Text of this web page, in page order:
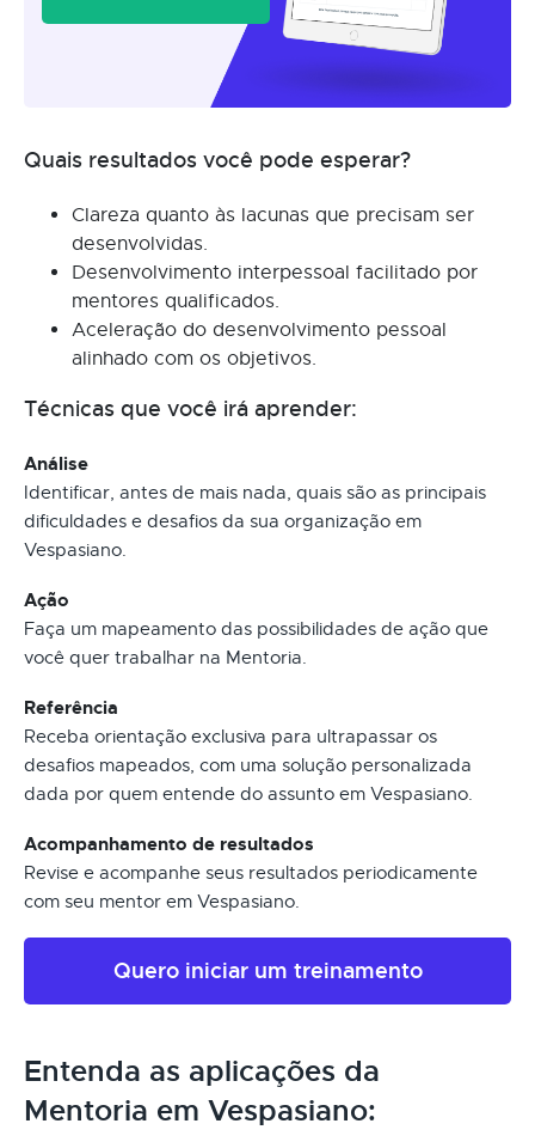
Quais resultados você pode esperar?
Clareza quanto às lacunas que precisam ser
desenvolvidas.
Desenvolvimento interpessoal facilitado por
mentores qualificados.
Aceleração do desenvolvimento pessoal
alinhado com os objetivos.
Técnicas que você irá aprender:
Análise
Identificar, antes de mais nada, quais são as principais
dificuldades e desafios da sua organização em
Vespasiano.
Ação
Faça um mapeamento das possibilidades de ação que
você quer trabalhar na Mentoria.
Referência
Receba orientação exclusiva para ultrapassar os
desafios mapeados, com uma solução personalizada
dada por quem entende do assunto em Vespasiano.
Acompanhamento de resultados
Revise e acompanhe seus resultados periodicamente
com seu mentor em Vespasiano.
Quero iniciar um treinamento
Entenda as aplicações da
Mentoria em Vespasiano: